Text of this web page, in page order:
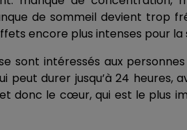
de sommeil devient trop
encore plus intenses pour la
sont intéressés aux
durer jusqu’à 24 heures,
donc le cœur, qui est le plus